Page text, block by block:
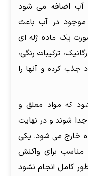
آب اضافه می شود
موجود در آب باعث
یک ماده ژله ای
ترکیبات رنگی،
جذب کرده و آنها را
که مواد معلق و
جدا شوند و در نهایت
خارج می شود. یکی
مناسب برای واکنش
کامل انجام نشود